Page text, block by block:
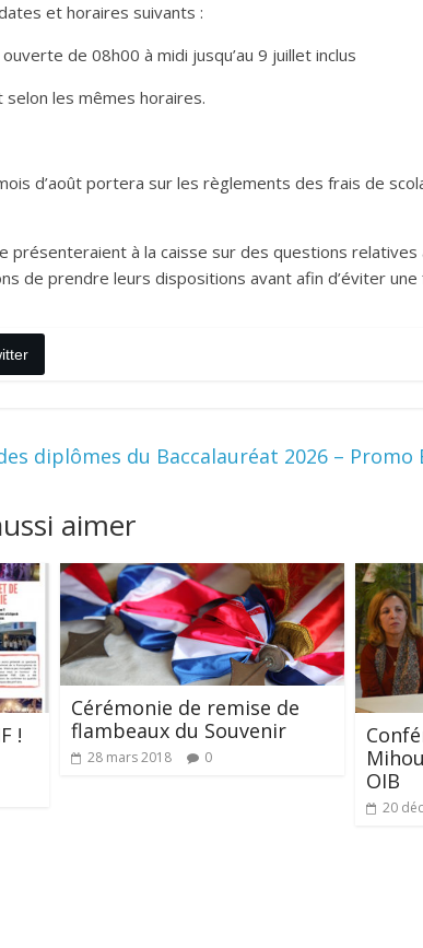
et horaires suivants :
de 08h00 à midi jusqu’au 9 juillet inclus
les mêmes horaires.
d’août portera sur les règlements des frais de
présenteraient à la caisse sur des questions relatives
de prendre leurs dispositions avant afin d’éviter
diplômes du Baccalauréat 2026 – Promo
aimer
!
Cérémonie de remise de
flambeaux du Souvenir
28 mars 2018 0
OIB
20